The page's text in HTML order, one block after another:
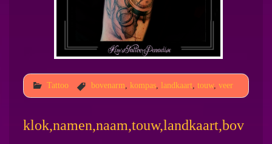
Tattoo bovenarm kompas, landkaart, touw, veer
klok,namen,naam,touw,landkaart,bov